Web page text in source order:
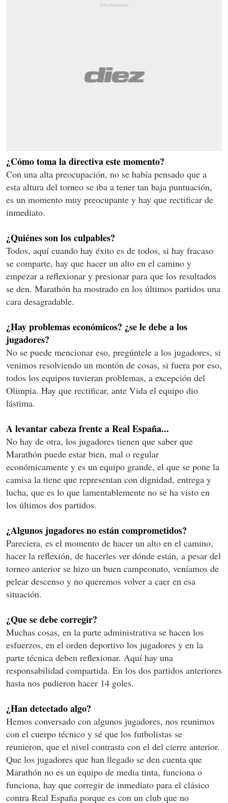
¿Cómo toma la directiva este momento?
Con una alta preocupación, no se había pensado que a
esta altura del torneo se iba a tener tan baja puntuación,
es un momento muy preocupante y hay que rectificar de
inmediato.
¿Quiénes son los culpables?
Todos, aquí cuando hay éxito es de todos, si hay fracaso
se comparte, hay que hacer un alto en el camino y
empezar a reflexionar y presionar para que los resultados
se den. Marathón ha mostrado en los últimos partidos una
cara desagradable.
¿Hay problemas económicos? ¿se le debe a los
jugadores?
No se puede mencionar eso, pregúntele a los jugadores, si
venimos resolviendo un montón de cosas, si fuera por eso,
todos los equipos tuvieran problemas, a excepción del
Olimpia. Hay que rectificar, ante Vida el equipo dio
lástima.
A levantar cabeza frente a Real España...
No hay de otra, los jugadores tienen que saber que
Marathón puede estar bien, mal o regular
económicamente y es un equipo grande, el que se pone la
camisa la tiene que representan con dignidad, entrega y
lucha, que es lo que lamentablemente no se ha visto en
los últimos dos partidos.
¿Algunos jugadores no están comprometidos?
Pareciera, es el momento de hacer un alto en el camino,
hacer la reflexión, de hacerles ver dónde están, a pesar del
torneo anterior se hizo un buen campeonato, veníamos de
pelear descenso y no queremos volver a caer en esa
situación.
¿Que se debe corregir?
Muchas cosas, en la parte administrativa se hacen los
esfuerzos, en el orden deportivo los jugadores y en la
parte técnica deben reflexionar. Aquí hay una
responsabilidad compartida. En los dos partidos anteriores
hasta nos pudieron hacer 14 goles.
¿Han detectado algo?
Hemos conversado con algunos jugadores, nos reunimos
con el cuerpo técnico y sé que los futbolistas se
reunieron, que el nivel contrasta con el del cierre anterior.
Que los jugadores que han llegado se den cuenta que
Marathón no es un equipo de media tinta, funciona o
funciona, hay que corregir de inmediato para el clásico
contra Real España porque es con un club que no